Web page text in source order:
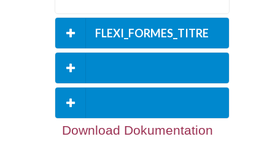
FLEXI_FORMES_TITRE
FLEXI_CARACTERISTIQUES
FLEXI_APPLICATIONS_TITRE
Download Dokumentation